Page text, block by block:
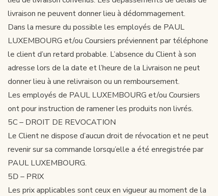
livraison ne peuvent donner lieu à dédommagement.
Dans la mesure du possible les employés de PAUL
LUXEMBOURG et/ou Coursiers préviennent par téléphone
le client d’un retard probable. L’absence du Client à son
adresse lors de la date et l’heure de la Livraison ne peut
donner lieu à une relivraison ou un remboursement.
Les employés de PAUL LUXEMBOURG et/ou Coursiers
ont pour instruction de ramener les produits non livrés.
5C – DROIT DE REVOCATION
Le Client ne dispose d’aucun droit de révocation et ne peut
revenir sur sa commande lorsqu’elle a été enregistrée par
PAUL LUXEMBOURG.
5D – PRIX
Les prix applicables sont ceux en vigueur au moment de la